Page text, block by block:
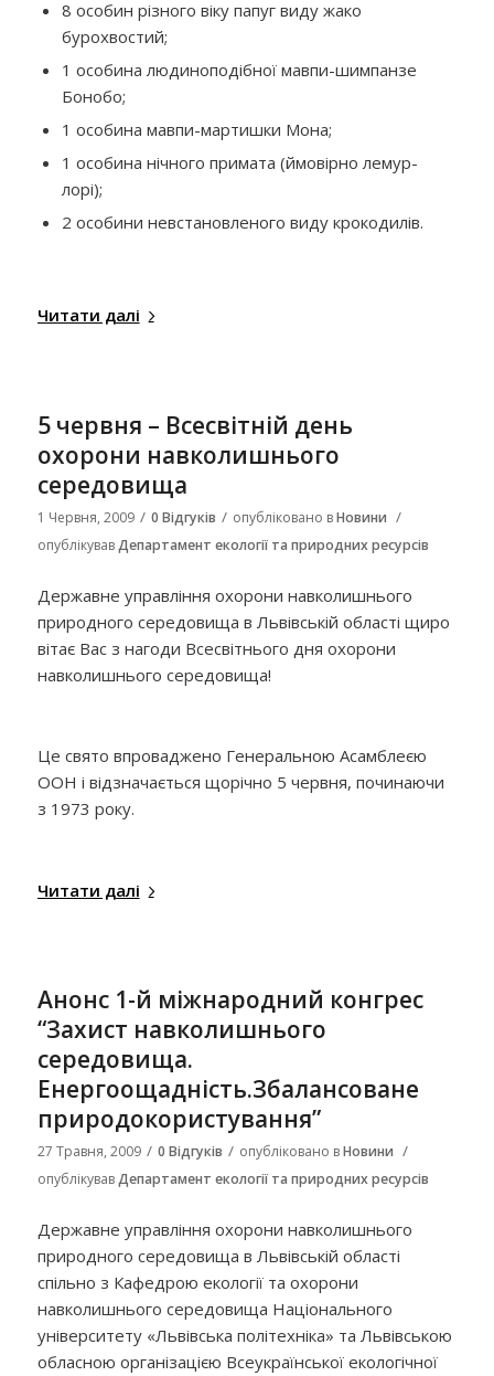
8 особин різного віку папуг виду жако
бурохвостий;
1 особина людиноподібної мавпи-шимпанзе
Бонобо;
1 особина мавпи-мартишки Мона;
1 особина нічного примата (ймовірно лемур-
лорі);
2 особини невстановленого виду крокодилів.
Читати далі
5 червня – Всесвітній день
охорони навколишнього
середовища
1 Червня, 2009 / 0 Відгуків / опубліковано вНовини /
опублікувавДепартамент екології та природних ресурсів
Державне управління охорони навколишнього
природного середовища в Львівській області щиро
вітає Вас з нагоди Всесвітнього дня охорони
навколишнього середовища!
Це свято впроваджено Генеральною Асамблеєю
ООН і відзначається щорічно 5 червня, починаючи
з 1973 року.
Читати далі
Анонс 1-й міжнародний конгрес
“Захист навколишнього
середовища.
Енергоощадність.Збалансоване
природокористування”
27 Травня, 2009 / 0 Відгуків / опубліковано вНовини /
опублікувавДепартамент екології та природних ресурсів
Державне управління охорони навколишнього
природного середовища в Львівській області
спільно з Кафедрою екології та охорони
навколишнього середовища Національного
університету «Львівська політехніка» та Львівською
обласною організацією Всеукраїнської екологічної